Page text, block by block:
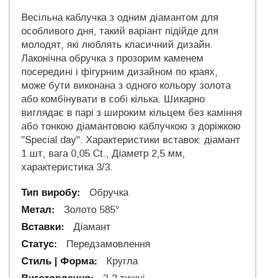
Весільна каблучка з одним діамантом для
особливого дня, такий варіант підійде для
молодят, які люблять класичний дизайн.
Лаконічна обручка з прозорим каменем
посередині і фігурним дизайном по краях,
може бути виконана з одного кольору золота
або комбінувати в собі кілька. Шикарно
виглядає в парі з широким кільцем без каміння
або тонкою діамантовою каблучкою з доріжкою
"Special day". Характеристики вставок: діамант
1 шт, вага 0,05 Ct., Діаметр 2,5 мм,
характеристика 3/3.
Обручка
Золото 585°
Діамант
Передзамовлення
Кругла